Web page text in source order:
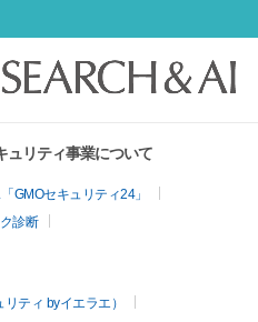
ュリティ事業について
GMOセキュリティ24」
診断
ティ byイエラエ）